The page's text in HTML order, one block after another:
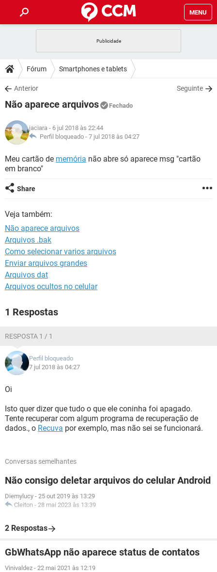
MENU
CELULAR FACEBOOK
OUTLOOK
INSTAGRAM GMAIL
GUIA DE COMPRAS
DICAS
JOGOS WHATSAPP
INSTAGRAM
GUIA DE COMPRAS
DOWNLOADS
JOGOS WHATSAPP
CELULAR
OUTLOOK EXCEL
INSTAGRAM GMAIL
GUIA DE COMPRAS
JOGOS
CELULAR
OUTLOOK EXCEL
GLOSSÁRIO
JOGOS WHATSAPP
CELULAR
OUTLOOK
GUIA DE COMPRAS
Fórum Smartphones e tablets
Anterior Seguinte
Não aparece arquivos Fechado
jaciara - 6 jul 2018 às 22:44
Perfil bloqueado - 7 jul 2018 às 04:27
Meu cartão de memória não abre só aparece msg "cartão
em branco"
Share
Veja também:
Não aparece arquivos
Arquivos .bak
Como selecionar varios arquivos
Enviar arquivos grandes
Arquivos dat
Arquivos ocultos no celular
1 Respostas
RESPOSTA 1 / 1
Perfil bloqueado
7 jul 2018 às 04:27
Oi
Isto quer dizer que tudo o que ele coninha foi apagado.
Tente recuperar com algum programa de recuperação de
dados., o Recuva por exemplo, mas não sei se funcionará.
Conversas semelhantes
Não consigo deletar arquivos do celular Android
Diemylucy - 25 out 2019 às 13:29
Cleiton - 28 mai 2023 às 13:39
2 Respostas
GbWhatsApp não aparece status de contatos
Vinivaldez - 22 mai 2021 às 12:19